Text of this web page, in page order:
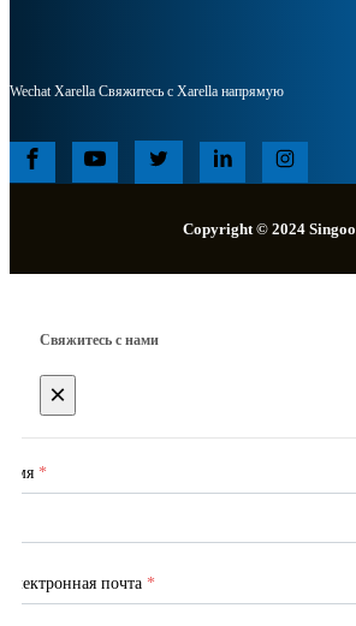
Wechat Xarella Свяжитесь с Xarella напрямую
Copyright © 2024 Singoo
Свяжитесь с нами
×
Имя *
Электронная почта *